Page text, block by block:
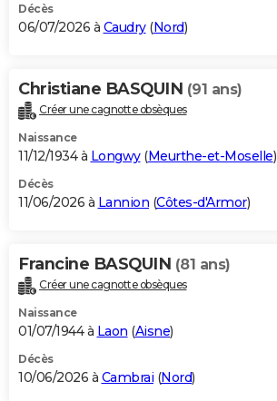
S'inscrire
Se connecter
Lycées
Collèges
Primaires
Universités
Entreprises
Service militaire
Avis de recherche
AVIS DE DÉCÈS
Bricolage
Lifestyle
Culture
Sport
Auto
Television
Voyage
Cinema
Décès
06/07/2026 à Caudry(Nord)
Christiane BASQUIN (91 ans)
Créer une cagnotte obsèques
Naissance
11/12/1934 à Longwy(Meurthe-et-Moselle)
Décès
11/06/2026 à Lannion (Côtes-d'Armor)
Francine BASQUIN (81 ans)
Créer une cagnotte obsèques
Naissance
01/07/1944 à Laon (Aisne)
Décès
10/06/2026 à Cambrai (Nord)